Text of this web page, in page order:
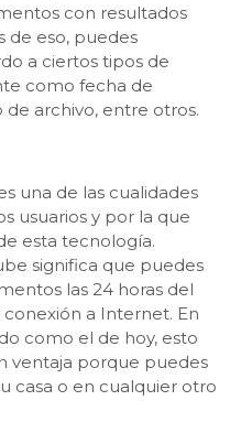
con resultados
de eso, puedes
a ciertos tipos de
como fecha de
de archivo, entre otros.
una de las cualidades
usuarios y por la que
esta tecnología.
significa que puedes
las 24 horas del
a Internet. En
como el de hoy, esto
ventaja porque puedes
casa o en cualquier otro